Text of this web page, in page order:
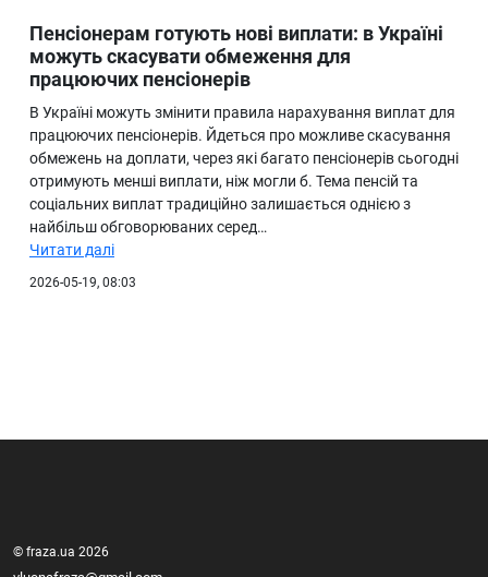
Пенсіонерам готують нові виплати: в Україні
можуть скасувати обмеження для
працюючих пенсіонерів
В Україні можуть змінити правила нарахування виплат для
працюючих пенсіонерів. Йдеться про можливе скасування
обмежень на доплати, через які багато пенсіонерів сьогодні
отримують менші виплати, ніж могли б. Тема пенсій та
соціальних виплат традиційно залишається однією з
найбільш обговорюваних серед…
Читати далі
2026-05-19, 08:03
© fraza.ua 2026